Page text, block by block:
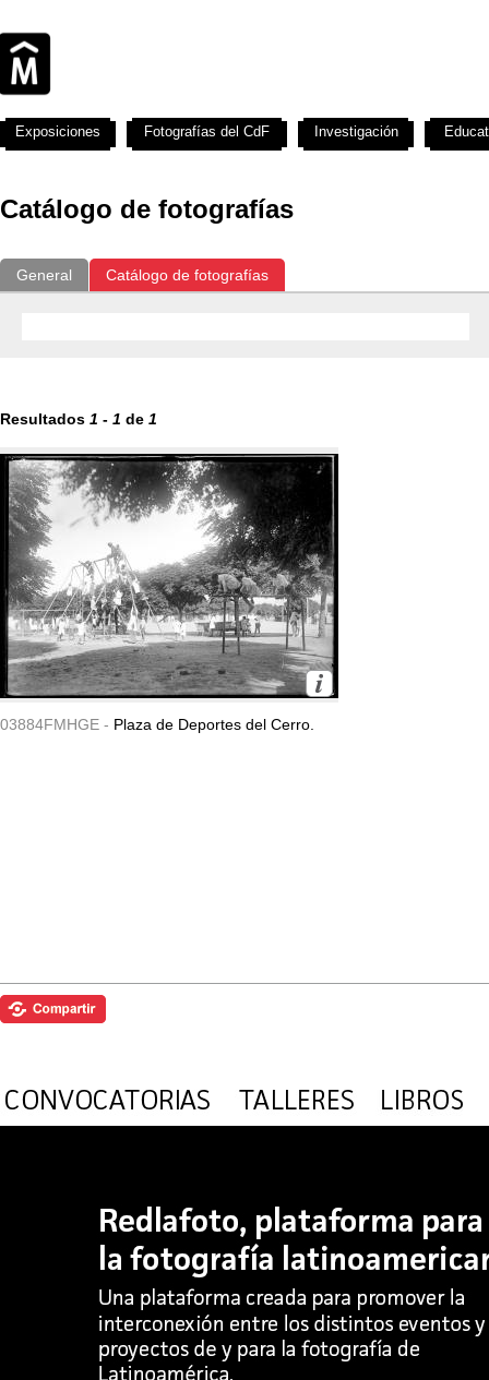
Catálogo de fotografías
General Catálogo de fotografías
Resultados 1 - 1 de 1
03884FMHGE - Plaza de Deportes del Cerro.
Exposiciones Fotografías del CdF Investigación